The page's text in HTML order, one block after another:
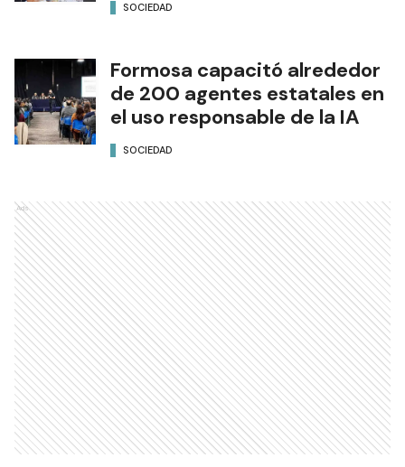
SOCIEDAD
Formosa capacitó alrededor
de 200 agentes estatales en
el uso responsable de la IA
SOCIEDAD
Ads